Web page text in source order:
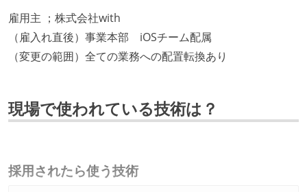
雇用主 ；株式会社with
（雇入れ直後）事業本部 iOSチーム配属
（変更の範囲）全ての業務への配置転換あり
現場で使われている技術は？
採用されたら使う技術